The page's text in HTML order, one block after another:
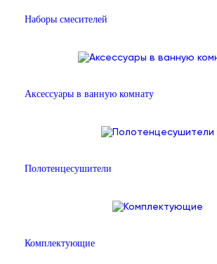
Наборы смесителей
Аксессуары в ванную комнату
Полотенцесушители
Комплектующие